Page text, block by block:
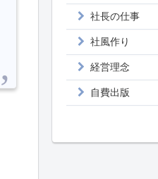
社長の仕事
社風作り
経営理念
自費出版